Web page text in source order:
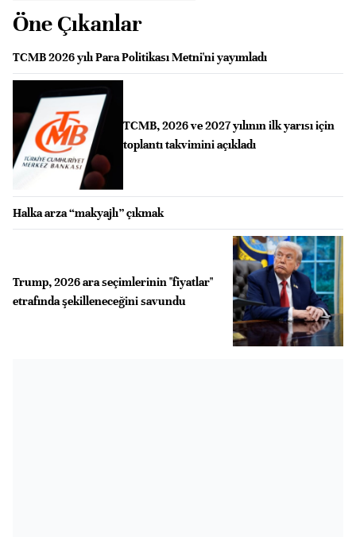
Öne Çıkanlar
TCMB 2026 yılı Para Politikası Metni'ni yayımladı
TCMB, 2026 ve 2027 yılının ilk yarısı için
toplantı takvimini açıkladı
Halka arza “makyajlı” çıkmak
Trump, 2026 ara seçimlerinin "fiyatlar"
etrafında şekilleneceğini savundu